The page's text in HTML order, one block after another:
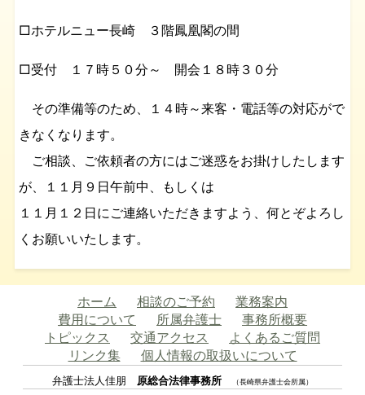
□ホテルニュー長崎 ３階鳳凰閣の間
□受付 １７時５０分～ 開会１８時３０分
その準備等のため、１４時～来客・電話等の対応がで
きなくなります。
ご相談、ご依頼者の方にはご迷惑をお掛けしたします
が、１１月９日午前中、もしくは
１１月１２日にご連絡いただきますよう、何とぞよろし
くお願いいたします。
ホーム 相談のご予約
業務案内
費用について
所属弁護士
事務所概要
トピックス
交通アクセス
よくあるご質問
リンク集
個人情報の取扱いについて
弁護士法人佳朋 原総合法律事務所 （長崎県弁護士会所属）